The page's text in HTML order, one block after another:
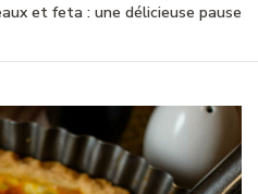
et feta : une délicieuse pause